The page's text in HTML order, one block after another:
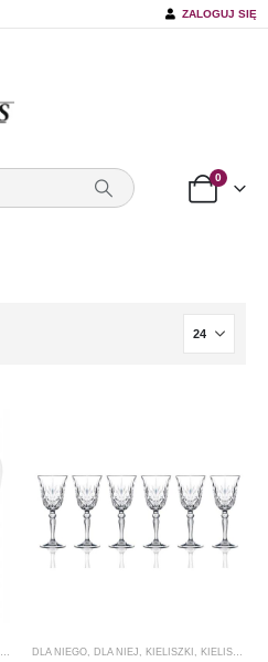
ZALOGUJ SIĘ
0
, PRODUCENCI, PRODUKTY , TREND GLASS
DLA NIEGO, DLA NIEJ , KIELISZKI , KIELISZKI DO WINA BIAŁEGO